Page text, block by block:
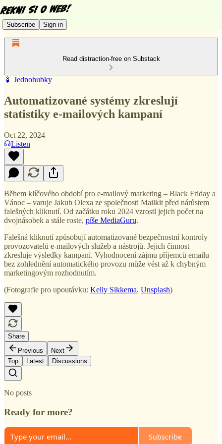
Subscribe Sign in
Read distraction-free on Substack
🍢 Jednohubky
Automatizované systémy zkreslují
statistiky e-mailových kampaní
Oct 22, 2024
Listen
Během klíčového období pro e-mailový marketing – Black Friday a
Vánoc – varuje Jakub Olexa ze společnosti Mailkit před nárůstem
falešných kliknutí. Od začátku roku 2024 vzrostl jejich počet na
dvojnásobek a stále roste, píše MediaGuru.
Falešná kliknutí způsobují automatizované bezpečnostní kontroly
provozovatelů e-mailových služeb a nástrojů. Jejich činnost
zkresluje výsledky kampaní. Vyhodnocení zájmu příjemců emailu
bez zohlednění automatického provozu může vést až k chybným
marketingovým rozhodnutím.
(Fotografie pro upoutávku: Kelly Sikkema, Unsplash)
Share
Previous
Next
Top
Latest Discussions
No posts
Ready for more?
Subscribe